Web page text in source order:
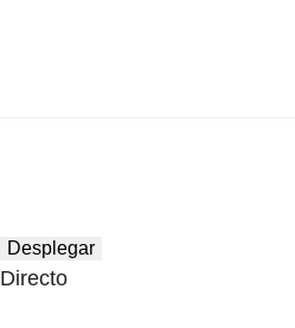
Desplegar
Directo